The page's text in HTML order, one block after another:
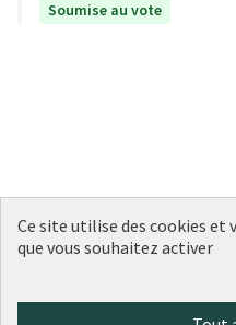
Soumise au vote
Budget
Ce site utilise des cookies et
que vous souhaitez activer